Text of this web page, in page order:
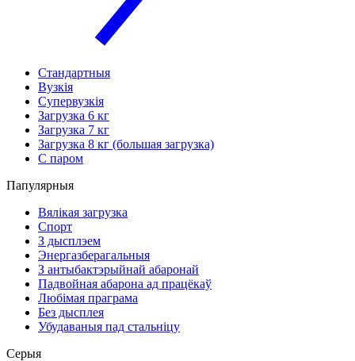
Стандартныя
Вузкія
Супервузкія
Загрузка 6 кг
Загрузка 7 кг
Загрузка 8 кг (большая загрузка)
С паром
Папулярныя
Вялікая загрузка
Спорт
З дысплэем
Энергазберагальныя
З антыбактэрыйнай абаронай
Падвойная абарона ад працёкаў
Любімая праграма
Без дысплея
Убудаваныя пад стальніцу
Серыя